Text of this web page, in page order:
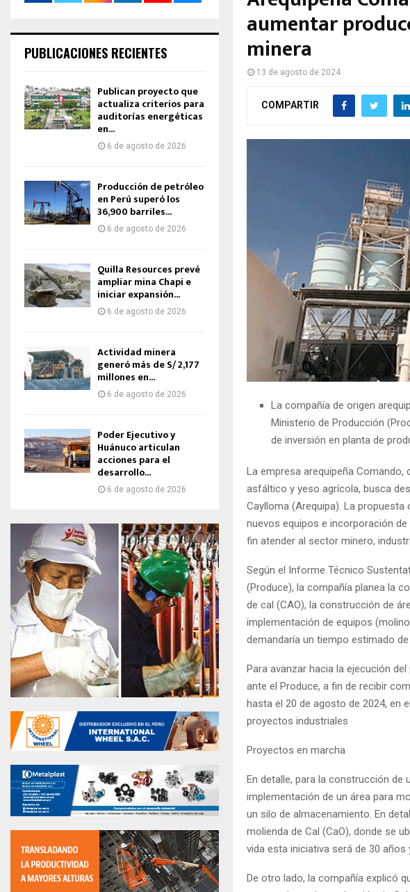
aumentar
minera
13 de agosto de 2024
COMPARTIR
La compañía de origen
Ministerio de Producción
de inversión en planta de
La empresa arequipeña
asfáltico y yeso agrícola, busca
Caylloma (Arequipa). La
nuevos equipos e incorporación
fin atender al sector minero,
Según el Informe Técnico
(Produce), la compañía planea la
de cal (CAO), la construcción de
implementación de equipos
demandaría un tiempo estimado
Para avanzar hacia la ejecución
ante el Produce, a fin de recibir
hasta el 20 de agosto de 2024, en
proyectos industriales
Proyectos en marcha
En detalle, para la construcción de
implementación de un área para
un silo de almacenamiento. En
molienda de Cal (CaO), donde se
vida esta iniciativa será de 30 años
De otro lado, la compañía explicó
PUBLICACIONES RECIENTES
Publican proyecto que
actualiza criterios para
auditorías energéticas
en...
6 de agosto de 2026
Producción de petróleo
en Perú superó los
36,900 barriles...
6 de agosto de 2026
Quilla Resources prevé
ampliar mina Chapi e
iniciar expansión...
6 de agosto de 2026
Actividad minera
generó más de S/ 2,177
millones en...
6 de agosto de 2026
Poder Ejecutivo y
Huánuco articulan
acciones para el
desarrollo...
6 de agosto de 2026